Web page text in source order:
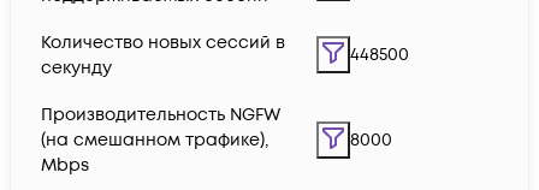
Количество новых сессий в
секунду
448500
Производительность NGFW
(на смешанном трафике),
Mbps
8000